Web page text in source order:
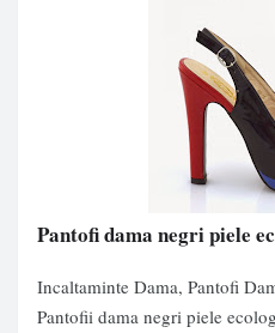
Pantofi dama negri piele
Incaltaminte Dama, Pantofi
Pantofii dama negri piele